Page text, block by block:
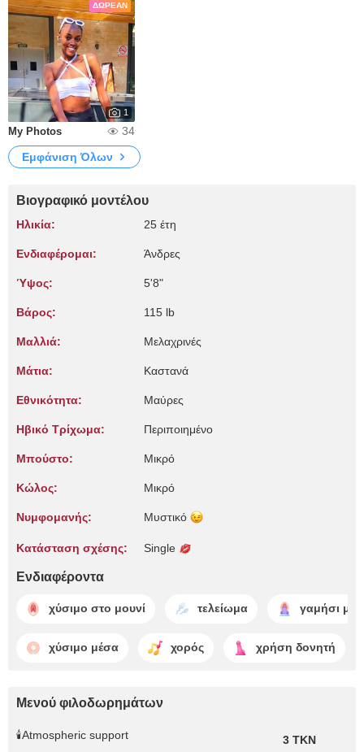
ΔΩΡΕΆΝ
1
My Photos
34
Εμφάνιση Όλων
Βιογραφικό μοντέλου
Ηλικία: 25 έτη
Ενδιαφέρομαι: Άνδρες
Ύψος: 5'8"
Βάρος: 115 lb
Μαλλιά: Μελαχρινές
Μάτια: Καστανά
Εθνικότητα: Μαύρες
Ηβικό Τρίχωμα: Περιποιημένο
Μπούστο: Μικρό
Κώλος: Μικρό
Νυμφομανής: Μυστικό
Κατάσταση σχέσης: Single
Ενδιαφέροντα
χύσιμο στο μουνί τελείωμα γαμήσι με
χύσιμο μέσα χορός χρήση δονητή
Μενού φιλοδωρημάτων
🕯️Atmospheric support 3 TKN